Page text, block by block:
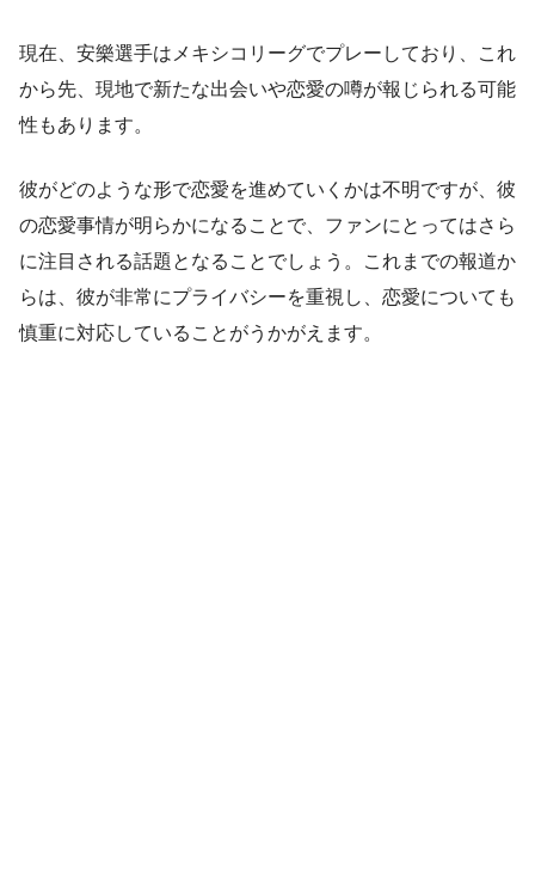
現在、安樂選手はメキシコリーグでプレーしており、これ
から先、現地で新たな出会いや恋愛の噂が報じられる可能
性もあります。
彼がどのような形で恋愛を進めていくかは不明ですが、彼
の恋愛事情が明らかになることで、ファンにとってはさら
に注目される話題となることでしょう。これまでの報道か
らは、彼が非常にプライバシーを重視し、恋愛についても
慎重に対応していることがうかがえます。